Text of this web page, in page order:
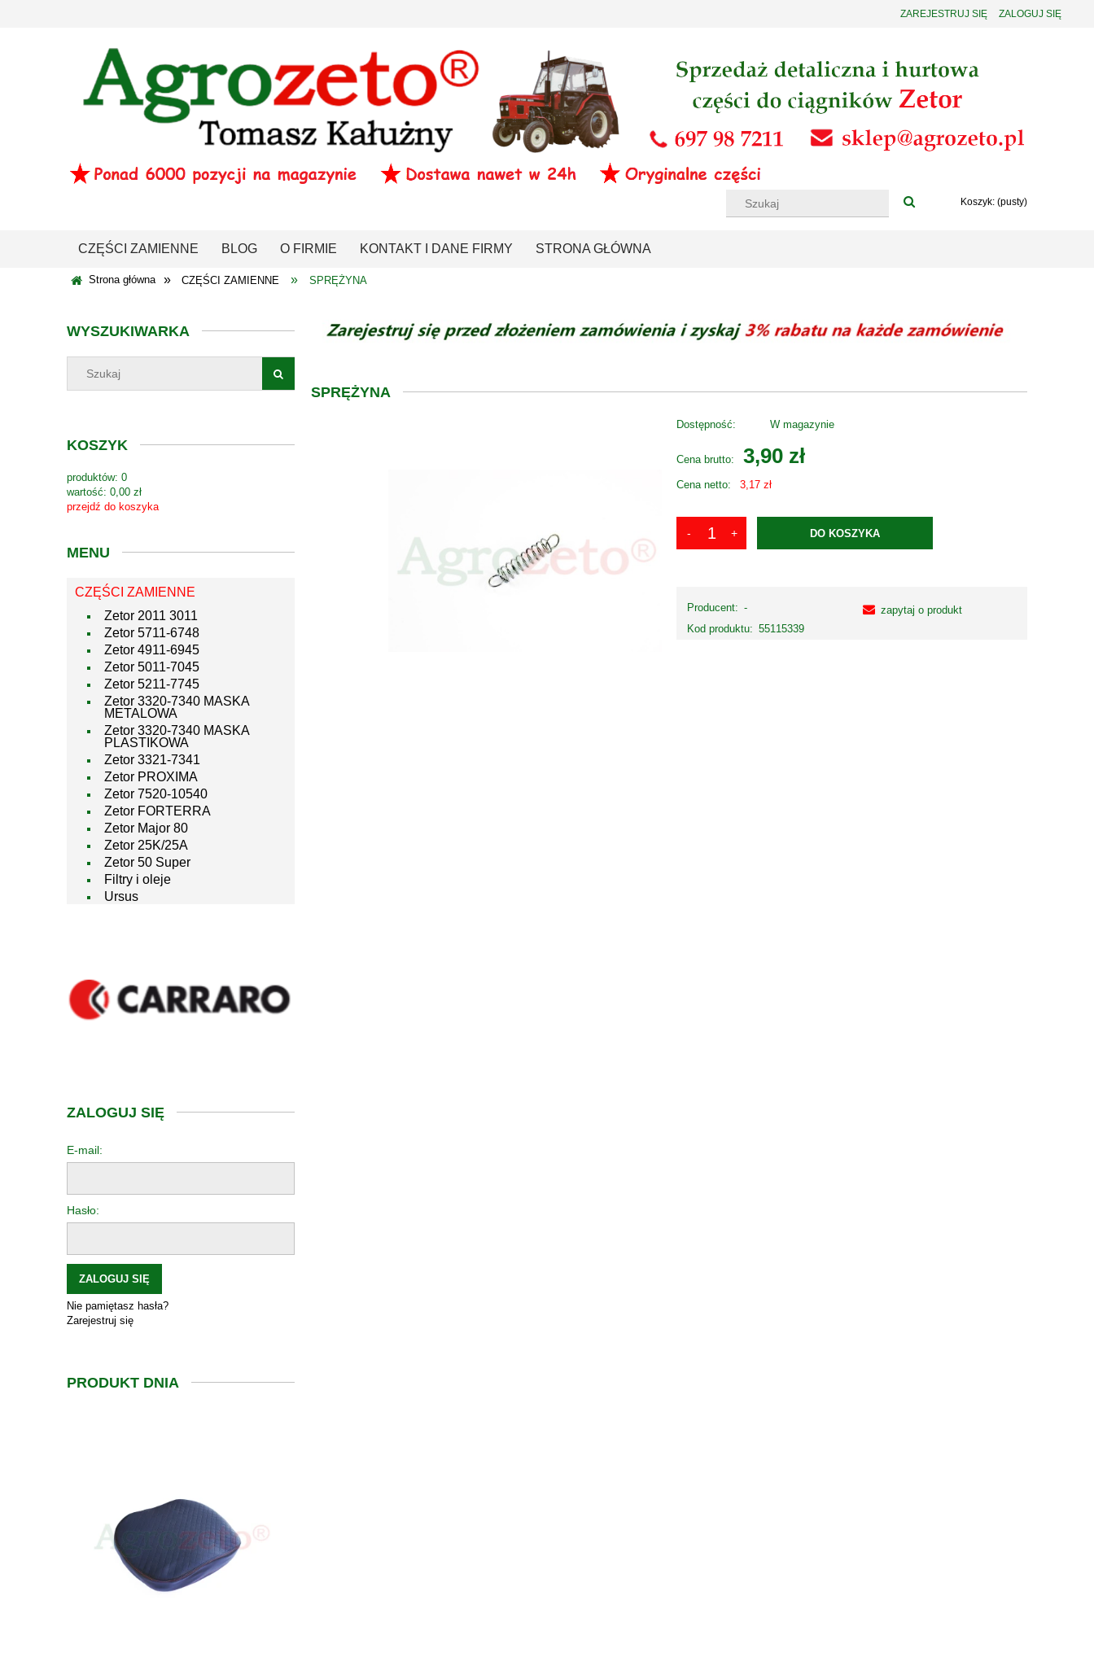
ZAREJESTRUJ SIĘ ZALOGUJ SIĘ
Koszyk: (pusty)
CZĘŚCI ZAMIENNE BLOG O FIRMIE KONTAKT I DANE FIRMY STRONA GŁÓWNA
Strona główna » CZĘŚCI ZAMIENNE » SPRĘŻYNA
WYSZUKIWARKA
KOSZYK
produktów: 0
wartość: 0,00 zł
przejdź do koszyka
MENU
CZĘŚCI ZAMIENNE
Zetor 2011 3011
Zetor 5711-6748
Zetor 4911-6945
Zetor 5011-7045
Zetor 5211-7745
Zetor 3320-7340 MASKA
METALOWA
Zetor 3320-7340 MASKA
PLASTIKOWA
Zetor 3321-7341
Zetor PROXIMA
Zetor 7520-10540
Zetor FORTERRA
Zetor Major 80
Zetor 25K/25A
Zetor 50 Super
Filtry i oleje
Ursus
ZALOGUJ SIĘ
E-mail:
Hasło:
ZALOGUJ SIĘ
Nie pamiętasz hasła?
Zarejestruj się
PRODUKT DNIA
SPRĘŻYNA
Dostępność: W magazynie
Cena brutto: 3,90 zł
Cena netto: 3,17 zł
DO KOSZYKA
Producent: -
Kod produktu: 55115339
zapytaj o produkt